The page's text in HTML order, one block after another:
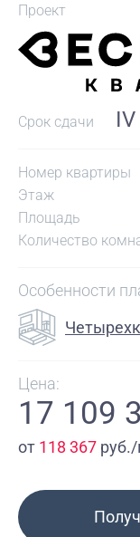
Проект
Срок сдачи
Номер квартиры
Этаж
Площадь
Количество
Особенности
Цена:
17 109
от 118 367